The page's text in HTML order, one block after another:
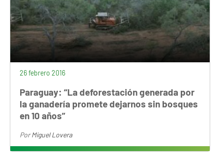
26 febrero 2016
Paraguay: “La deforestación generada por
la ganadería promete dejarnos sin bosques
en 10 años”
PorMiguel Lovera